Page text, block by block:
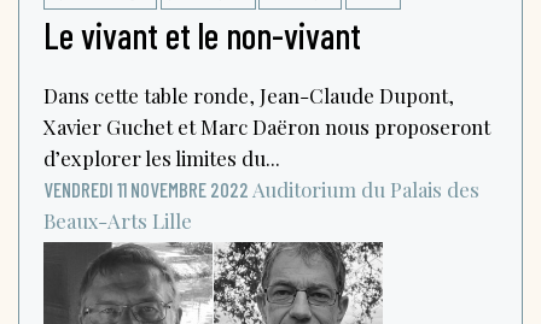
Le vivant et le non-vivant
Dans cette table ronde, Jean-Claude Dupont,
Xavier Guchet et Marc Daëron nous proposeront
d’explorer les limites du...
VENDREDI 11 NOVEMBRE 2022 Auditorium du Palais des
Beaux-Arts Lille